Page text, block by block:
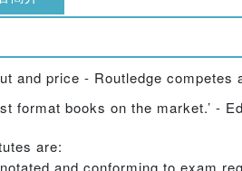
and price - Routledge
format books on the market.’ -
are:
and conforming to exam